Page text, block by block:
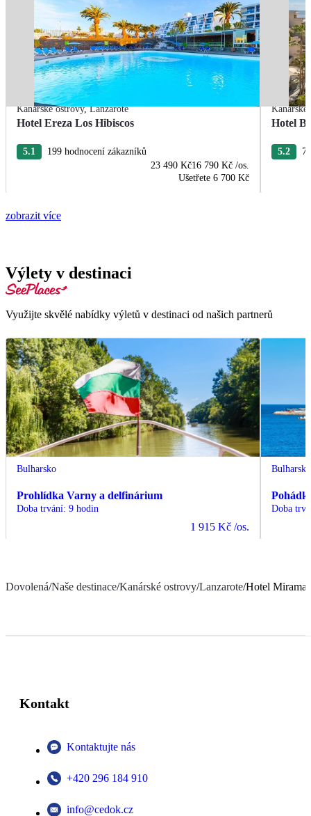
Kanárské ostrovy,Lanzarote
Hotel Ereza Los Hibiscos
5.1
199 hodnocení zákazníků
23 490 Kč16 790 Kč /os.
Ušetřete 6 700 Kč
Kanárské
Hotel
5.2
zobrazit více
Výlety v destinaci
Využijte skvělé nabídky výletů v destinaci od našich partnerů
Bulharsko
Prohlídka Varny a delfinárium
Doba trvání: 9 hodin
1 915 Kč /os.
Bulharsko
Doba
Dovolená/Naše destinace/Kanárské ostrovy/Lanzarote/Hotel Miramar
Kontakt
Kontaktujte nás
+420 296 184 910
info@cedok.cz